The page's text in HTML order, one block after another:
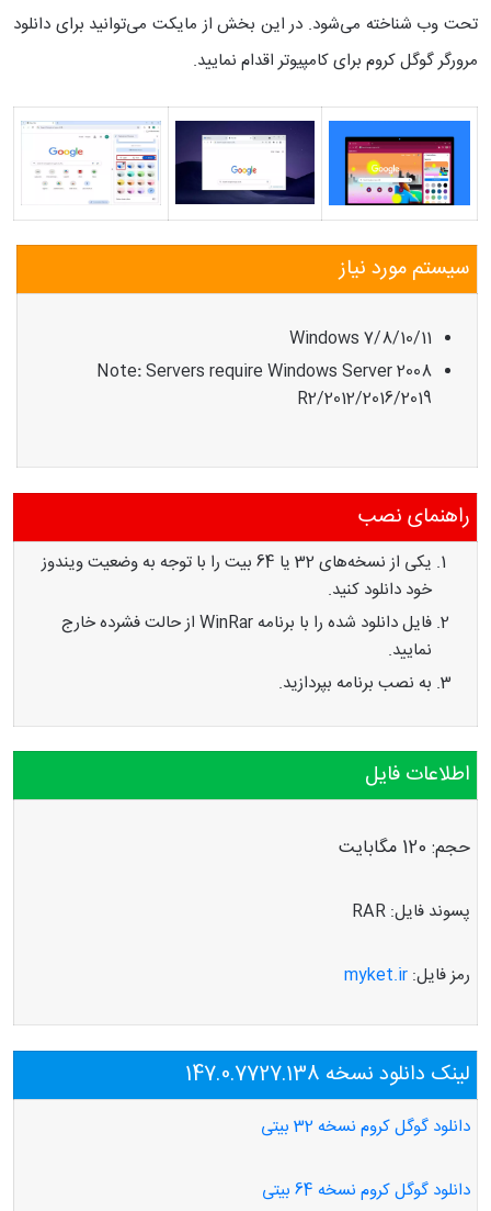
تحت وب شناخته می‌شود. در این بخش از مایکت می‌توانید برای دانلود
مرورگر گوگل کروم برای کامپیوتر اقدام نمایید.
سیستم مورد نیاز
Windows 7/8/10/11
Note:Servers require Windows Server 2008
R2/2012/2016/2019
راهنمای نصب
یکی از نسخه‌های 32 یا 64 بیت را با توجه به وضعیت ویندوز
خود دانلود کنید.
فایل دانلود شده را با برنامه WinRar از حالت فشرده خارج
نمایید.
به نصب برنامه بپردازید.
اطلاعات فایل
حجم: 120 مگابایت
پسوند فایل: RAR
رمز فایل: myket.ir
لینک دانلود نسخه 147.0.7727.138
دانلود گوگل کروم نسخه 32 بیتی
دانلود گوگل کروم نسخه 64 بیتی